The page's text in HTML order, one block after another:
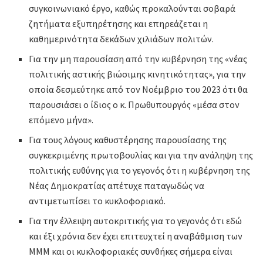
συγκοινωνιακό έργο, καθώς προκαλούνται σοβαρά
ζητήματα εξυπηρέτησης και επηρεάζεται η
καθημερινότητα δεκάδων χιλιάδων πολιτών.
Για την μη παρουσίαση από την κυβέρνηση της «νέας
πολιτικής αστικής βιώσιμης κινητικότητας», για την
οποία δεσμεύτηκε από τον Νοέμβριο του 2023 ότι θα
παρουσιάσει ο ίδιος ο κ. Πρωθυπουργός «μέσα στον
επόμενο μήνα».
Για τους λόγους καθυστέρησης παρουσίασης της
συγκεκριμένης πρωτοβουλίας και για την ανάληψη της
πολιτικής ευθύνης για το γεγονός ότι η κυβέρνηση της
Νέας Δημοκρατίας απέτυχε παταγωδώς να
αντιμετωπίσει το κυκλοφοριακό.
Για την έλλειψη αυτοκριτικής για το γεγονός ότι εδώ
και έξι χρόνια δεν έχει επιτευχτεί η αναβάθμιση των
ΜΜΜ και οι κυκλοφοριακές συνθήκες σήμερα είναι